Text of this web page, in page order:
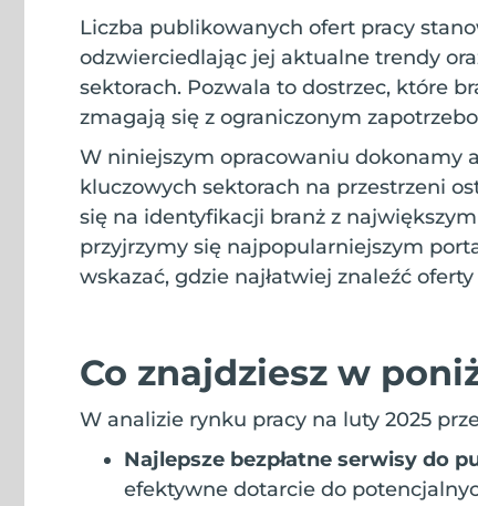
Liczba publikowanych ofert pracy
odzwierciedlając jej aktualne trendy
sektorach. Pozwala to dostrzec, które
zmagają się z ograniczonym
W niniejszym opracowaniu dokonamy
kluczowych sektorach na przestrzeni
się na identyfikacji branż z
przyjrzymy się najpopularniejszym
wskazać, gdzie najłatwiej znaleźć
Co znajdziesz w
W analizie rynku pracy na luty 2025
Najlepsze bezpłatne serwisy do
efektywne dotarcie do